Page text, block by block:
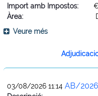
Import amb Impostos:
Àrea:
Veure més
03/08/2026 11:14 AB/